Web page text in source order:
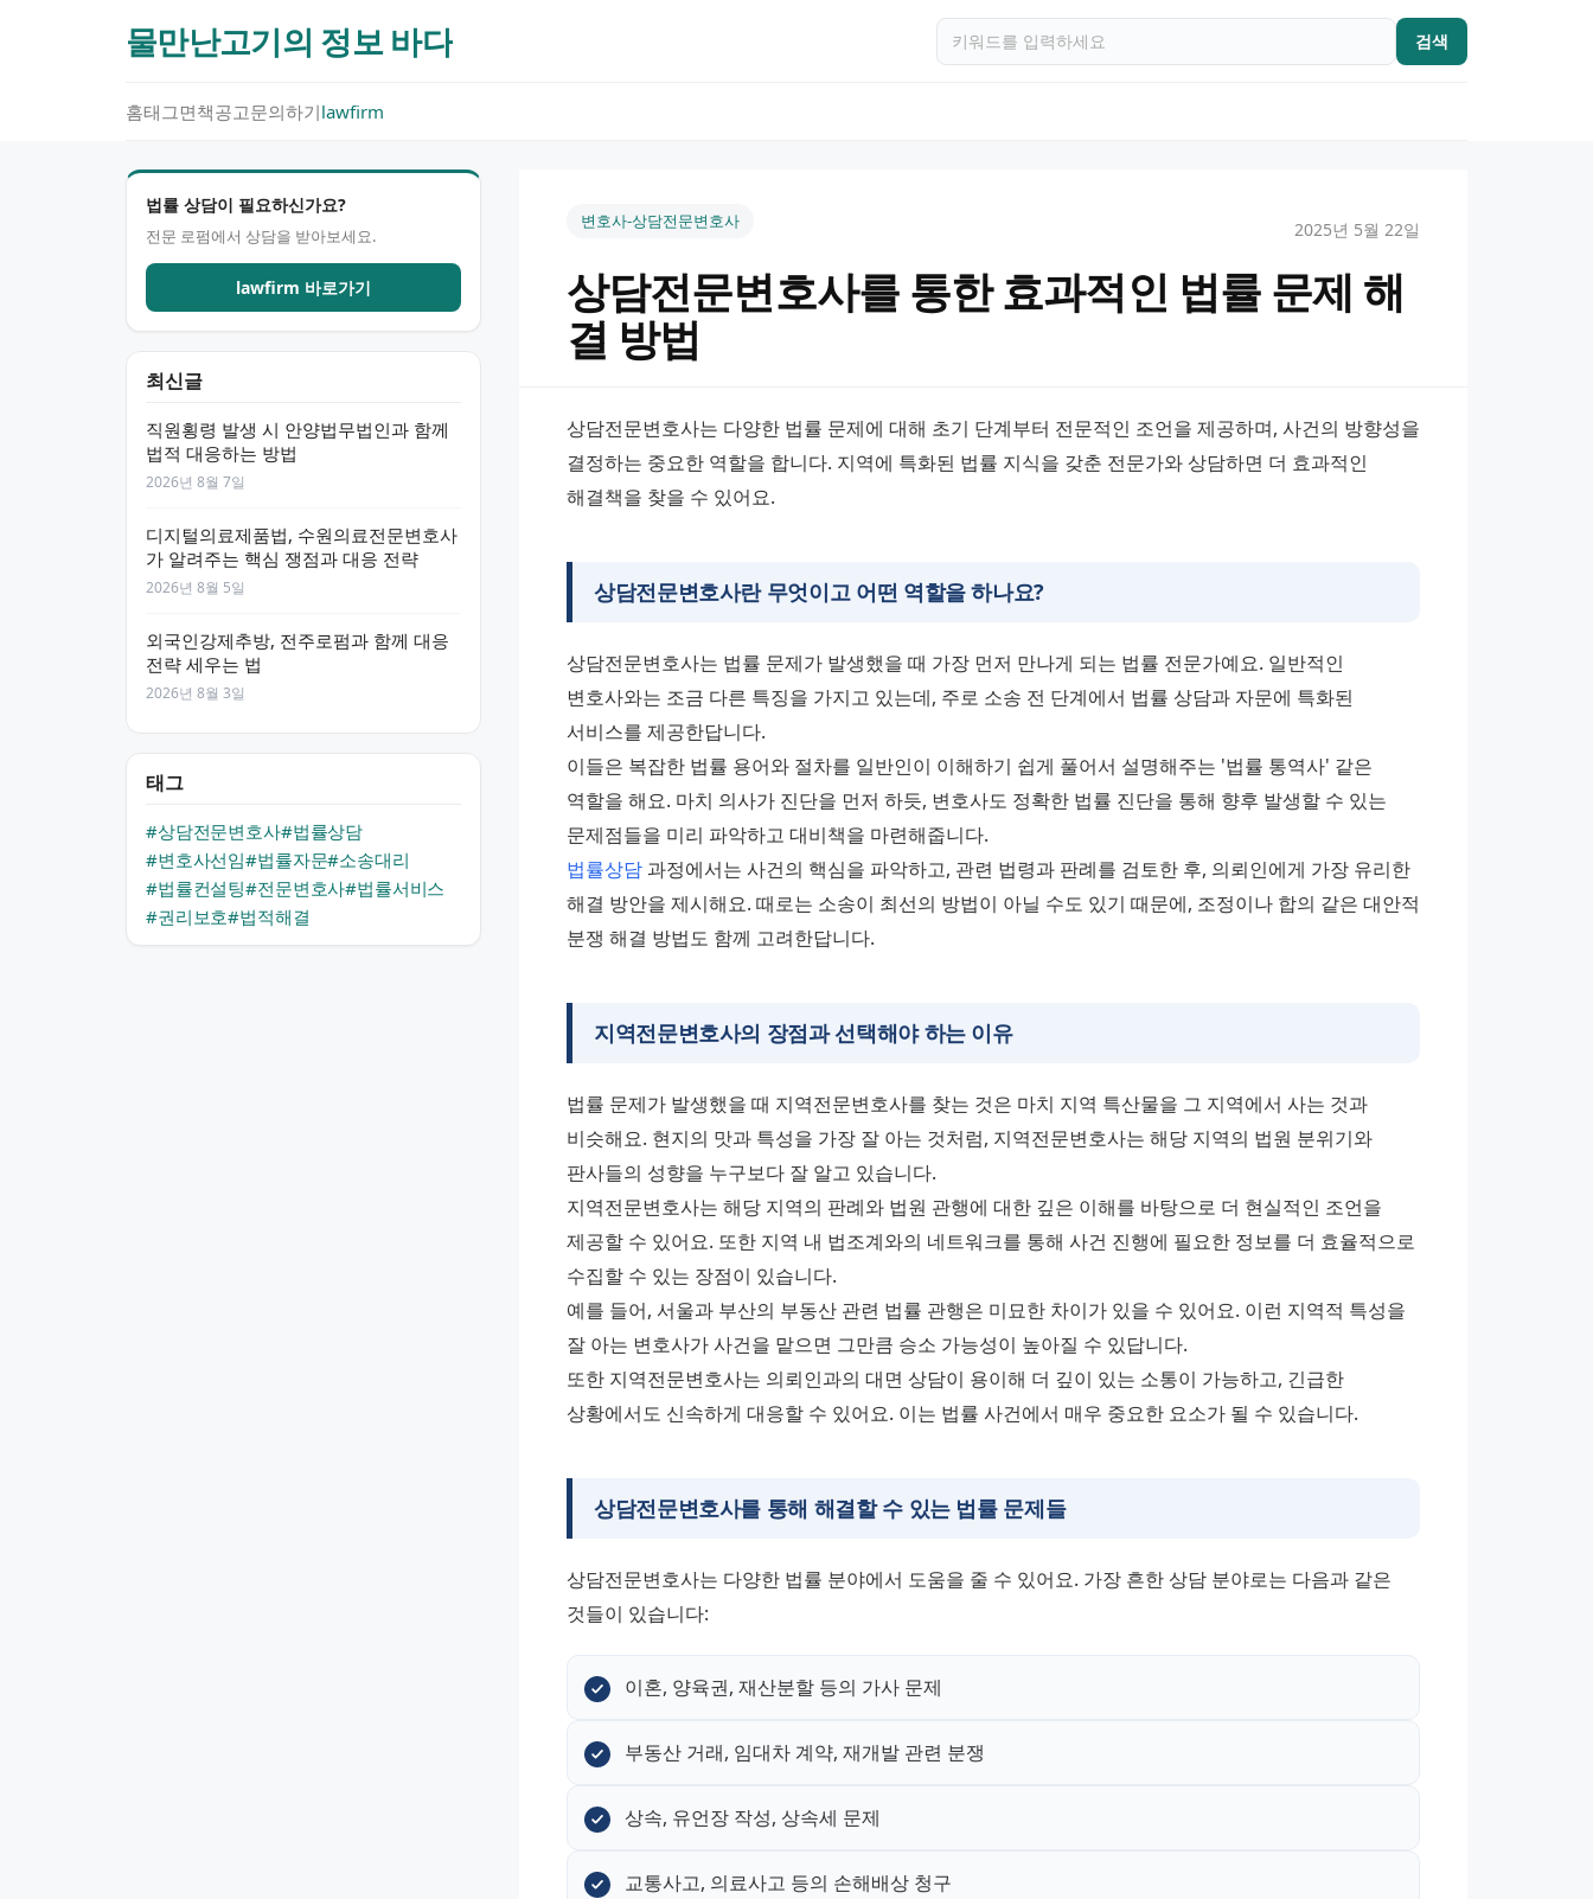
물만난고기의 정보 바다 검색
홈태그면책공고문의하기lawfirm
법률 상담이 필요하신가요?
전문 로펌에서 상담을 받아보세요.
lawfirm 바로가기
최신글
직원횡령 발생 시 안양법무법인과 함께
법적 대응하는 방법
2026년 8월 7일
디지털의료제품법, 수원의료전문변호사
가 알려주는 핵심 쟁점과 대응 전략
2026년 8월 5일
외국인강제추방, 전주로펌과 함께 대응
전략 세우는 법
2026년 8월 3일
태그
#상담전문변호사#법률상담
#변호사선임#법률자문#소송대리
#법률컨설팅#전문변호사#법률서비스
#권리보호#법적해결
변호사-상담전문변호사 2025년 5월 22일
상담전문변호사를 통한 효과적인 법률 문제 해
결 방법
상담전문변호사는 다양한 법률 문제에 대해 초기 단계부터 전문적인 조언을 제공하며, 사건의 방향성을
결정하는 중요한 역할을 합니다. 지역에 특화된 법률 지식을 갖춘 전문가와 상담하면 더 효과적인
해결책을 찾을 수 있어요.
상담전문변호사란 무엇이고 어떤 역할을 하나요?
상담전문변호사는 법률 문제가 발생했을 때 가장 먼저 만나게 되는 법률 전문가예요. 일반적인
변호사와는 조금 다른 특징을 가지고 있는데, 주로 소송 전 단계에서 법률 상담과 자문에 특화된
서비스를 제공한답니다.
이들은 복잡한 법률 용어와 절차를 일반인이 이해하기 쉽게 풀어서 설명해주는 '법률 통역사' 같은
역할을 해요. 마치 의사가 진단을 먼저 하듯, 변호사도 정확한 법률 진단을 통해 향후 발생할 수 있는
문제점들을 미리 파악하고 대비책을 마련해줍니다.
법률상담 과정에서는 사건의 핵심을 파악하고, 관련 법령과 판례를 검토한 후, 의뢰인에게 가장 유리한
해결 방안을 제시해요. 때로는 소송이 최선의 방법이 아닐 수도 있기 때문에, 조정이나 합의 같은 대안적
분쟁 해결 방법도 함께 고려한답니다.
지역전문변호사의 장점과 선택해야 하는 이유
법률 문제가 발생했을 때 지역전문변호사를 찾는 것은 마치 지역 특산물을 그 지역에서 사는 것과
비슷해요. 현지의 맛과 특성을 가장 잘 아는 것처럼, 지역전문변호사는 해당 지역의 법원 분위기와
판사들의 성향을 누구보다 잘 알고 있습니다.
지역전문변호사는 해당 지역의 판례와 법원 관행에 대한 깊은 이해를 바탕으로 더 현실적인 조언을
제공할 수 있어요. 또한 지역 내 법조계와의 네트워크를 통해 사건 진행에 필요한 정보를 더 효율적으로
수집할 수 있는 장점이 있습니다.
예를 들어, 서울과 부산의 부동산 관련 법률 관행은 미묘한 차이가 있을 수 있어요. 이런 지역적 특성을
잘 아는 변호사가 사건을 맡으면 그만큼 승소 가능성이 높아질 수 있답니다.
또한 지역전문변호사는 의뢰인과의 대면 상담이 용이해 더 깊이 있는 소통이 가능하고, 긴급한
상황에서도 신속하게 대응할 수 있어요. 이는 법률 사건에서 매우 중요한 요소가 될 수 있습니다.
상담전문변호사를 통해 해결할 수 있는 법률 문제들
상담전문변호사는 다양한 법률 분야에서 도움을 줄 수 있어요. 가장 흔한 상담 분야로는 다음과 같은
것들이 있습니다:
이혼, 양육권, 재산분할 등의 가사 문제
부동산 거래, 임대차 계약, 재개발 관련 분쟁
상속, 유언장 작성, 상속세 문제
교통사고, 의료사고 등의 손해배상 청구